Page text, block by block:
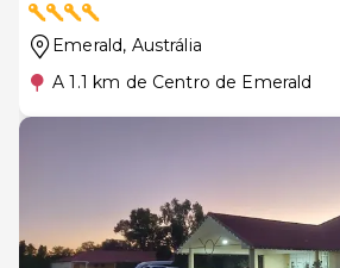
Emerald, Austrália
A 1.1 km de Centro de Emerald